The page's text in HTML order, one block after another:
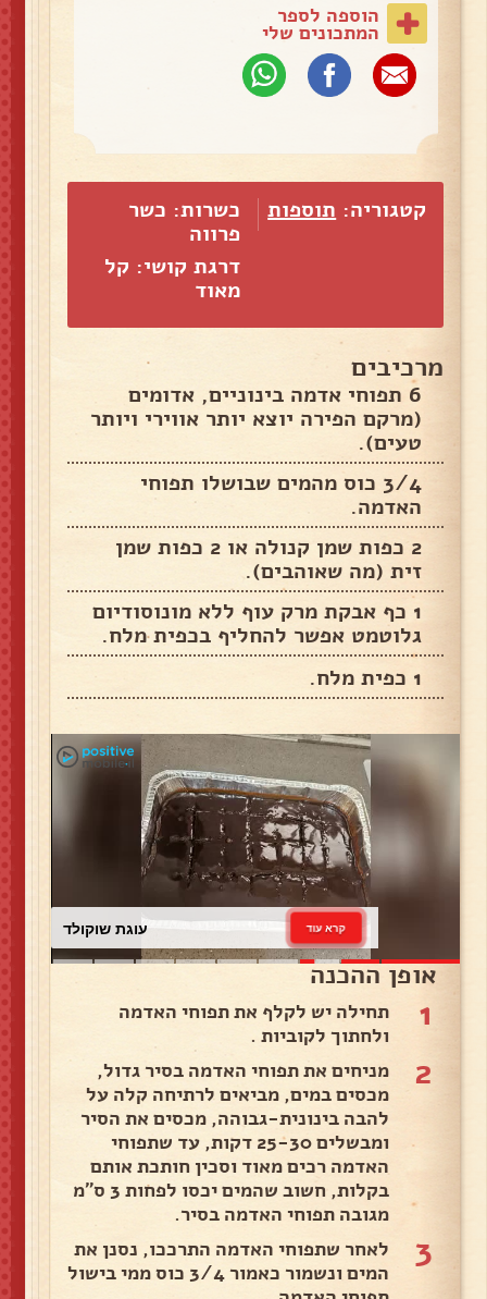
הוספה לספר
המתכונים שלי
קטגוריה: תוספות
כשרות: כשר
פרווה
דרגת קושי: קל
מאוד
מרכיבים
6 תפוחי אדמה בינוניים, אדומים
(מרקם הפירה יוצא יותר אווירי ויותר
טעים).
3/4 כוס מהמים שבושלו תפוחי
האדמה.
2 כפות שמן קנולה או 2 כפות שמן
זית (מה שאוהבים).
1 כף אבקת מרק עוף ללא מונוסודיום
גלוטמט אפשר להחליף בכפית מלח.
1 כפית מלח.
עוגת שוקולד קרא עוד
אופן ההכנה
1
תחילה יש לקלף את תפוחי האדמה
ולחתוך לקוביות .
2
מניחים את תפוחי האדמה בסיר גדול,
מכסים במים, מביאים לרתיחה קלה על
להבה בינונית-גבוהה, מכסים את הסיר
ומבשלים 25-30 דקות, עד שתפוחי
האדמה רכים מאוד וסכין חותכת אותם
בקלות, חשוב שהמים יכסו לפחות 3 ס"מ
מגובה תפוחי האדמה בסיר.
3
לאחר שתפוחי האדמה התרככו, נסנן את
המים ונשמור כאמור 3/4 כוס ממי בישול